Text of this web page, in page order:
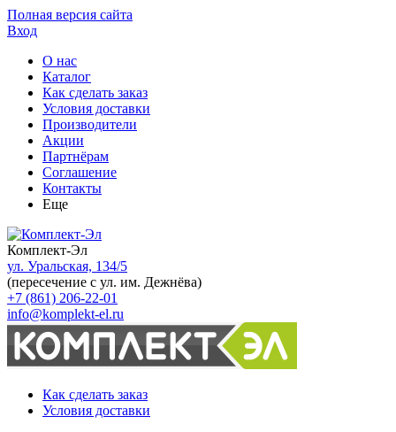
Полная версия сайта
Вход
О нас
Каталог
Как сделать заказ
Условия доставки
Производители
Акции
Партнёрам
Соглашение
Контакты
Еще
Комплект-Эл
ул. Уральская, 134/5
(пересечение с ул. им. Дежнёва)
+7 (861) 206-22-01
info@komplekt-el.ru
Как сделать заказ
Условия доставки